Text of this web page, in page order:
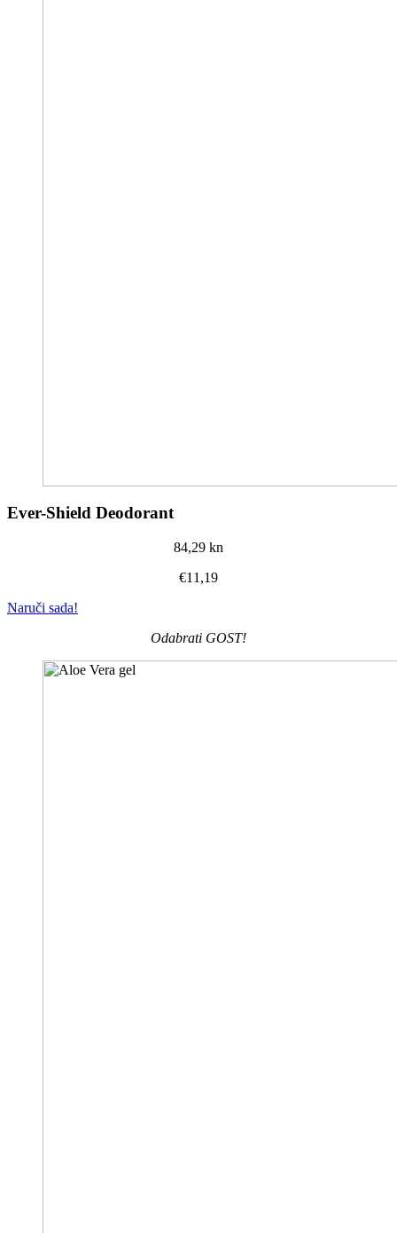
Ever-Shield Deodorant
84,29 kn
€11,19
Naruči sada!
Odabrati GOST!